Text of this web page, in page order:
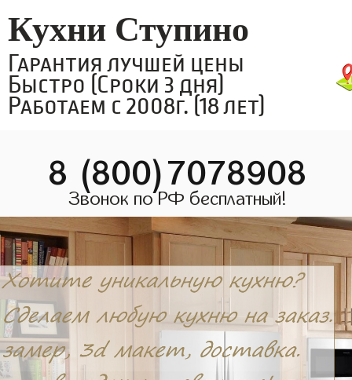
Кухни Ступино
Гарантия лучшей цены
Быстро (Сроки 3 дня)
Работаем с 2008г. (18 лет)
8 (800)7078908
Звонок по РФ бесплатный!